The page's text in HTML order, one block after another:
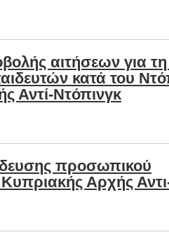
αιτήσεων για
κατά του
Αντί-Ντόπινγκ
προσωπικού
Κυπριακής Αρχής